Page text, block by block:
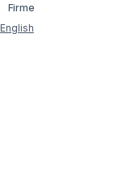
Firme
English